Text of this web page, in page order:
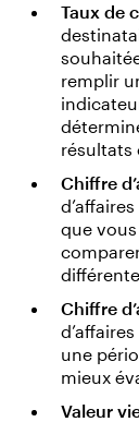
Taux de
remplir
résultats
Chiffre
que
Chiffre
une
mieux
Valeur